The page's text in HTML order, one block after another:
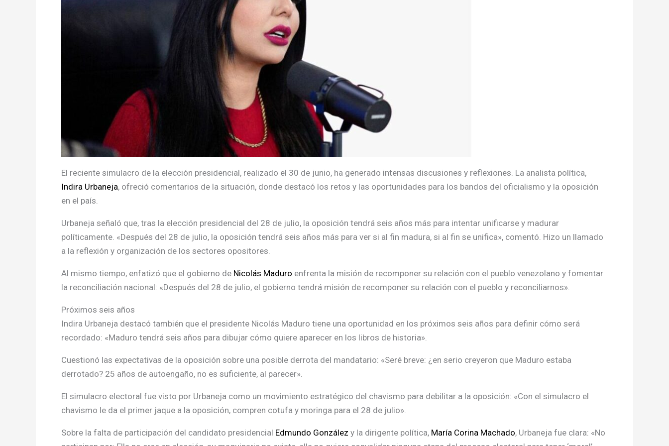
El reciente simulacro de la elección presidencial, realizado el 30 de junio, ha generado intensas discusiones y reflexiones. La analista política,
Indira Urbaneja, ofreció comentarios de la situación, donde destacó los retos y las oportunidades para los bandos del oficialismo y la oposición
en el país.
Urbaneja señaló que, tras la elección presidencial del 28 de julio, la oposición tendrá seis años más para intentar unificarse y madurar
políticamente. «Después del 28 de julio, la oposición tendrá seis años más para ver si al fin madura, si al fin se unifica», comentó. Hizo un llamado
a la reflexión y organización de los sectores opositores.
Al mismo tiempo, enfatizó que el gobierno de Nicolás Maduro enfrenta la misión de recomponer su relación con el pueblo venezolano y fomentar
la reconciliación nacional: «Después del 28 de julio, el gobierno tendrá misión de recomponer su relación con el pueblo y reconciliarnos».
Próximos seis años
Indira Urbaneja destacó también que el presidente Nicolás Maduro tiene una oportunidad en los próximos seis años para definir cómo será
recordado: «Maduro tendrá seis años para dibujar cómo quiere aparecer en los libros de historia».
Cuestionó las expectativas de la oposición sobre una posible derrota del mandatario: «Seré breve: ¿en serio creyeron que Maduro estaba
derrotado? 25 años de autoengaño, no es suficiente, al parecer».
El simulacro electoral fue visto por Urbaneja como un movimiento estratégico del chavismo para debilitar a la oposición: «Con el simulacro el
chavismo le da el primer jaque a la oposición, compren cotufa y moringa para el 28 de julio».
Sobre la falta de participación del candidato presidencial Edmundo González y la dirigente política, María Corina Machado, Urbaneja fue clara: «No